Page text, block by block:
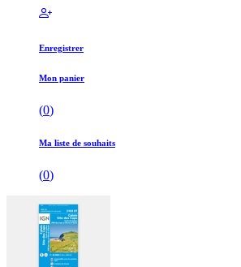
Enregistrer
Mon panier
(0)
Ma liste de souhaits
(0)